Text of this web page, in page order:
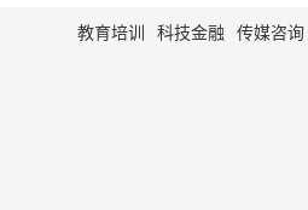
教育培训 科技金融 传媒咨询